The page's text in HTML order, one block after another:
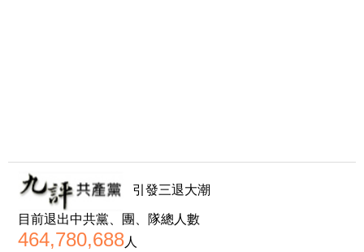
引發三退大潮
目前退出中共黨、團、隊總人數
464,780,688人